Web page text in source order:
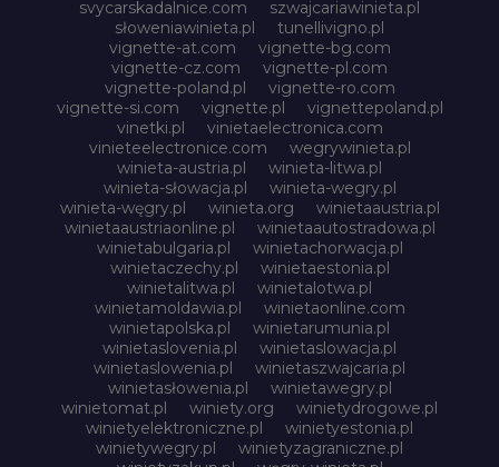
svycarskadalnice.com
szwajcariawinieta.pl
słoweniawinieta.pl
tunellivigno.pl
vignette-at.com
vignette-bg.com
vignette-cz.com
vignette-pl.com
vignette-poland.pl
vignette-ro.com
vignette-si.com
vignette.pl
vignettepoland.pl
vinetki.pl
vinietaelectronica.com
vinieteelectronice.com
wegrywinieta.pl
winieta-austria.pl
winieta-litwa.pl
winieta-słowacja.pl
winieta-wegry.pl
winieta-węgry.pl
winieta.org
winietaaustria.pl
winietaaustriaonline.pl
winietaautostradowa.pl
winietabulgaria.pl
winietachorwacja.pl
winietaczechy.pl
winietaestonia.pl
winietalitwa.pl
winietalotwa.pl
winietamoldawia.pl
winietaonline.com
winietapolska.pl
winietarumunia.pl
winietaslovenia.pl
winietaslowacja.pl
winietaslowenia.pl
winietaszwajcaria.pl
winietasłowenia.pl
winietawegry.pl
winietomat.pl
winiety.org
winietydrogowe.pl
winietyelektroniczne.pl
winietyestonia.pl
winietywegry.pl
winietyzagraniczne.pl